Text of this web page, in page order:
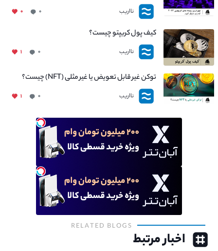
نااریب ۰ ۰
کیف پول کریپتو چیست؟
نااریب ۰ ۱
توکن غیر قابل تعویض یا غیر مثلی (NFT) چیست؟
نااریب ۰ ۱
RELATED BLOGS
اخبار مرتبط